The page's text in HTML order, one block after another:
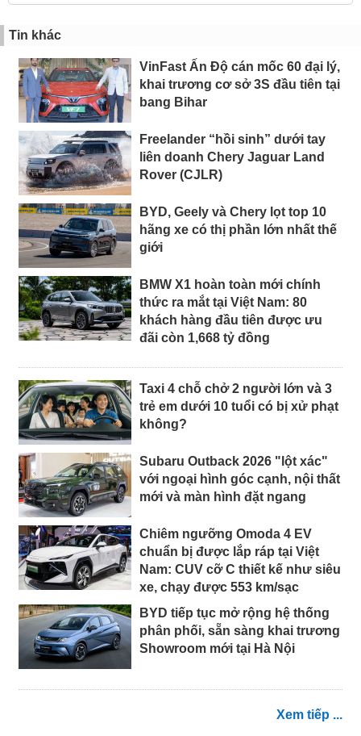
Tin khác
VinFast Ấn Độ cán mốc 60 đại lý,
khai trương cơ sở 3S đầu tiên tại
bang Bihar
Freelander “hồi sinh” dưới tay
liên doanh Chery Jaguar Land
Rover (CJLR)
BYD, Geely và Chery lọt top 10
hãng xe có thị phần lớn nhất thế
giới
BMW X1 hoàn toàn mới chính
thức ra mắt tại Việt Nam: 80
khách hàng đầu tiên được ưu
đãi còn 1,668 tỷ đồng
Taxi 4 chỗ chở 2 người lớn và 3
trẻ em dưới 10 tuổi có bị xử phạt
không?
Subaru Outback 2026 "lột xác"
với ngoại hình góc cạnh, nội thất
mới và màn hình đặt ngang
Chiêm ngưỡng Omoda 4 EV
chuẩn bị được lắp ráp tại Việt
Nam: CUV cỡ C thiết kế như siêu
xe, chạy được 553 km/sạc
BYD tiếp tục mở rộng hệ thống
phân phối, sẵn sàng khai trương
Showroom mới tại Hà Nội
Xem tiếp ...